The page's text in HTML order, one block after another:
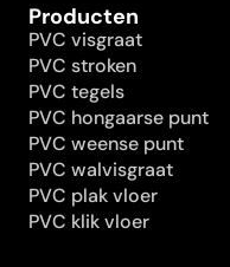
Producten
PVC visgraat
PVC stroken
PVC tegels
PVC hongaarse punt
PVC weense punt
PVC walvisgraat
PVC plak vloer
PVC klik vloer